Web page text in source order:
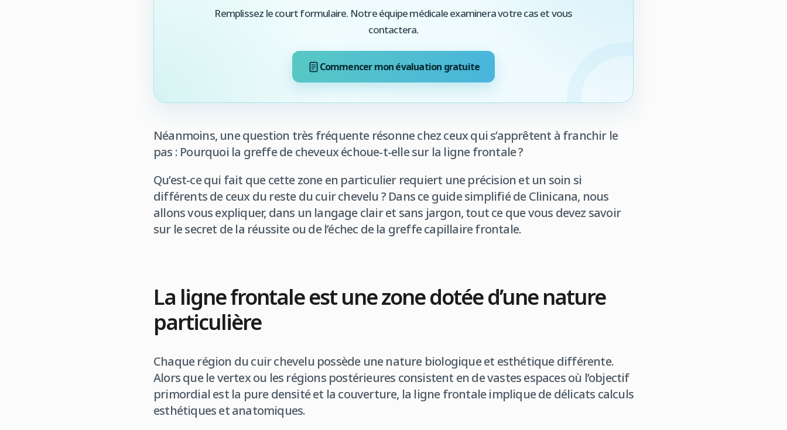
Remplissez le court formulaire. Notre équipe médicale examinera votre cas et vous
contactera.
Commencer mon évaluation gratuite
Néanmoins, une question très fréquente résonne chez ceux qui s’apprêtent à franchir le
pas : Pourquoi la greffe de cheveux échoue-t-elle sur la ligne frontale ?
Qu’est-ce qui fait que cette zone en particulier requiert une précision et un soin si
différents de ceux du reste du cuir chevelu ? Dans ce guide simplifié de Clinicana, nous
allons vous expliquer, dans un langage clair et sans jargon, tout ce que vous devez savoir
sur le secret de la réussite ou de l’échec de la greffe capillaire frontale.
La ligne frontale est une zone dotée d’une nature
particulière
Chaque région du cuir chevelu possède une nature biologique et esthétique différente.
Alors que le vertex ou les régions postérieures consistent en de vastes espaces où l’objectif
primordial est la pure densité et la couverture, la ligne frontale implique de délicats calculs
esthétiques et anatomiques.